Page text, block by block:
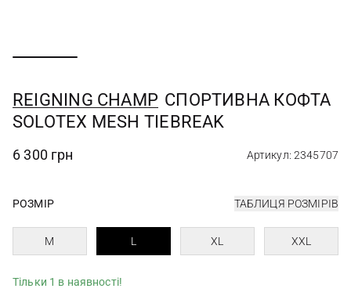
REIGNING CHAMP СПОРТИВНА КОФТА
SOLOTEX MESH TIEBREAK
6 300 грн Артикул: 2345707
РОЗМІР ТАБЛИЦЯ РОЗМІРІВ
M L XL XXL
Тільки 1 в наявності!